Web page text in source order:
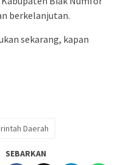
berkelanjutan.
sekarang, kapan
Daerah
SEBARKAN